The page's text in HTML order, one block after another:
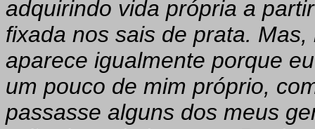
adquirindo vida própria a
fixada nos sais de prata.
aparece igualmente porque
um pouco de mim próprio,
passasse alguns dos meus